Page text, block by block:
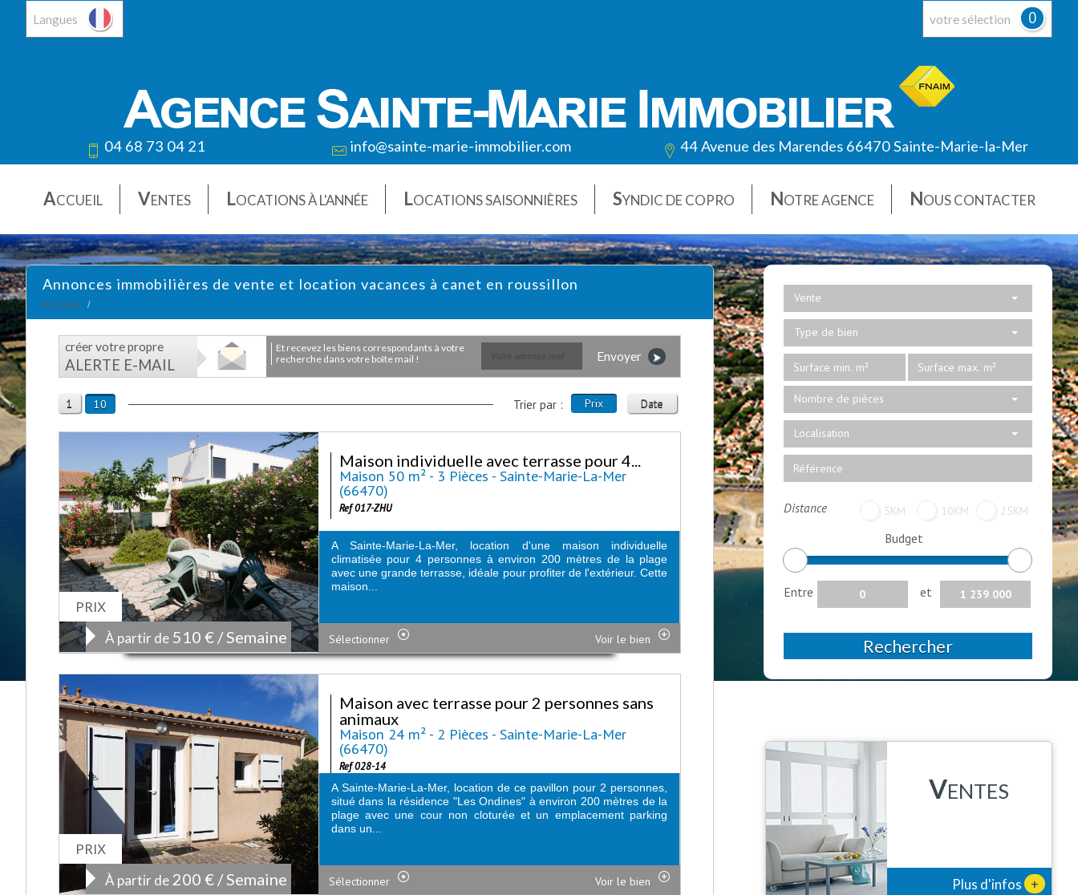
Langues votre sélection 0
04 68 73 04 21 info@sainte-marie-immobilier.com 44 Avenue des Marendes 66470 Sainte-Marie-la-Mer
ACCUEIL VENTES LOCATIONS À L'ANNÉE LOCATIONS SAISONNIÈRES SYNDIC DE COPRO NOTRE AGENCE NOUS CONTACTER
Vente
Type de bien
Nombre de pièces
Localisation
Distance 5KM 10KM 25KM
Budget
Entre et
Rechercher
Annonces immobilières de vente et location vacances à canet en roussillon
Accueil
créer votre propre
ALERTE E-MAIL
et recevez les biens correspondants à votre
recherche dans votre boîte mail !
Envoyer
1 10 Trier par : Prix Date
PRIX
À partir de 510 € / Semaine
Maison individuelle avec terrasse pour 4...
Maison 50 m² - 3 Pièces - Sainte-Marie-La-Mer
(66470)
Ref 017-ZHU
A Sainte-Marie-La-Mer, location d'une maison individuelle
climatisée pour 4 personnes à environ 200 mètres de la plage
avec une grande terrasse, idéale pour profiter de l'extérieur. Cette
maison...
Sélectionner Voir le bien
PRIX
À partir de 200 € / Semaine
Maison avec terrasse pour 2 personnes sans
animaux
Maison 24 m² - 2 Pièces - Sainte-Marie-La-Mer
(66470)
Ref 028-14
A Sainte-Marie-La-Mer, location de ce pavillon pour 2 personnes,
situé dans la résidence "Les Ondines" à environ 200 mètres de la
plage avec une cour non cloturée et un emplacement parking
dans un...
Sélectionner Voir le bien
VENTES
Plus d'infos +